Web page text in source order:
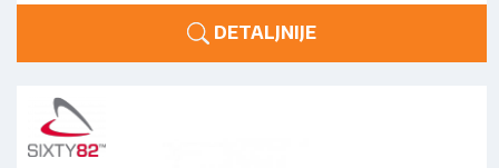
DETALJNIJE